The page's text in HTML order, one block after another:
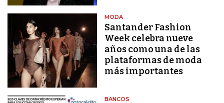
MODA
Santander Fashion
Week celebra nueve
años como una de las
plataformas de moda
más importantes
BANCOS